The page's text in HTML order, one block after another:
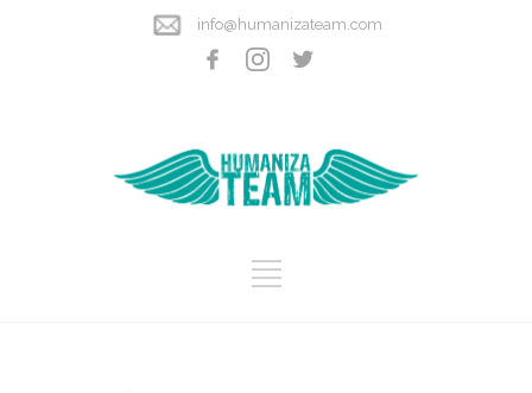
info@humanizateam.com